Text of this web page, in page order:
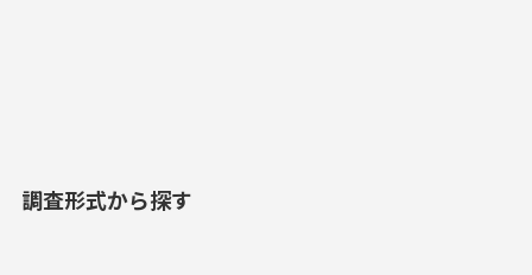
調査形式から探す